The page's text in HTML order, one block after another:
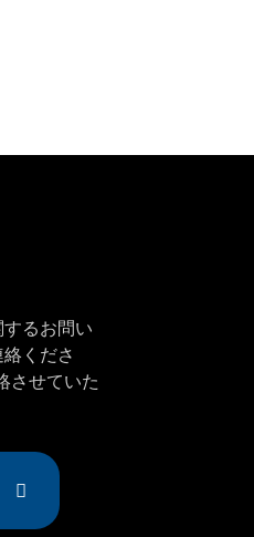
るお問い
くださ
させていた